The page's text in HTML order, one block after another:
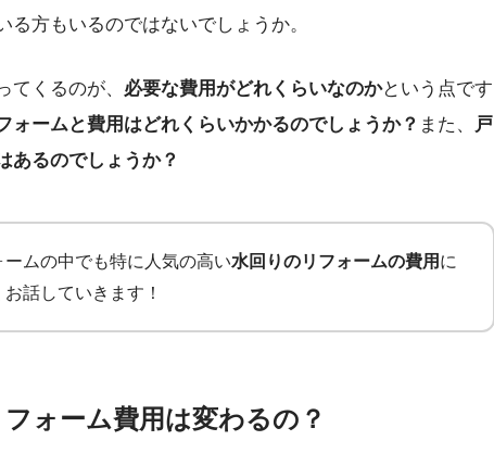
る方もいるのではないでしょうか。
てくるのが、 必要な費用がどれくらいなのかという点です
ォームと費用はどれくらいかかるのでしょうか？ また、
戸
あるのでしょうか？
ムの中でも特に人気の高い水回りのリフォームの費用 に
話していきます！
ォーム費用は変わるの？